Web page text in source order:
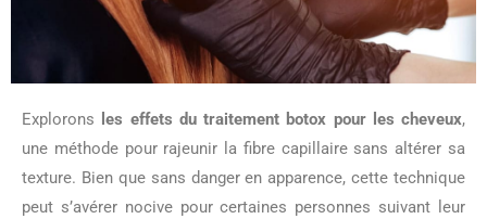
Explorons les effets du traitement botox pour les cheveux,
une méthode pour rajeunir la fibre capillaire sans altérer sa
texture. Bien que sans danger en apparence, cette technique
peut s’avérer nocive pour certaines personnes suivant leur